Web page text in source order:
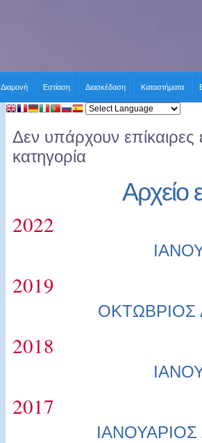
Διαμονή Εστίαση Διασκέδαση Καταστήματα
Δεν υπάρχουν επίκαιρες
κατηγορία
Αρχείο
2022
2019
ΟΚΤΩΒΡΙΟΣ
2018
2017
ΙΑΝΟΥΑΡΙΟΣ